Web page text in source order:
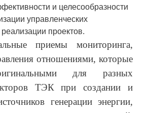
и целесообразности
управленческих
проектов.
приемы мониторинга,
отношениями, которые
для разных
ТЭК при создании и
генерации энергии,